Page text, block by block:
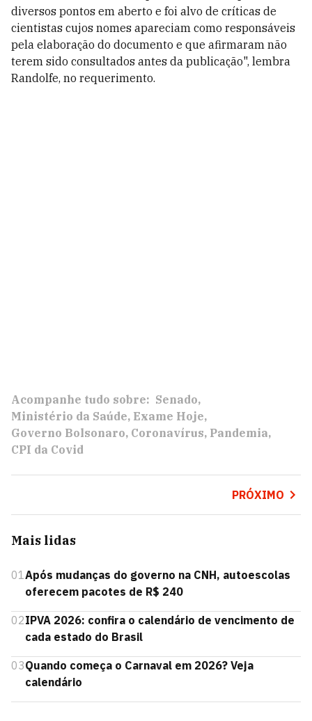
diversos pontos em aberto e foi alvo de críticas de
cientistas cujos nomes apareciam como responsáveis
pela elaboração do documento e que afirmaram não
terem sido consultados antes da publicação", lembra
Randolfe, no requerimento.
Acompanhe tudo sobre: Senado
Ministério da Saúde Exame Hoje
Governo Bolsonaro Coronavírus Pandemia
CPI da Covid
PRÓXIMO
Mais lidas
01Após mudanças do governo na CNH, autoescolas
oferecem pacotes de R$ 240
02IPVA 2026: confira o calendário de vencimento de
cada estado do Brasil
03Quando começa o Carnaval em 2026? Veja
calendário